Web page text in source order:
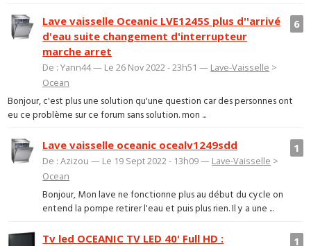
6
Lave vaisselle Oceanic LVE1245S plus d''arrivé
d'eau suite changement d'interrupteur
marche arret
De : Yann44 — Le 26 Nov 2022 - 23h51 — Lave-Vaisselle >
Ocean
Bonjour, c'est plus une solution qu'une question car des personnes ont
eu ce problème sur ce forum sans solution. mon ...
1
Lave vaisselle oceanic ocealv1249sdd
De : Azizou — Le 19 Sept 2022 - 13h09 — Lave-Vaisselle >
Ocean
Bonjour, Mon lave ne fonctionne plus au début du cycle on
entend la pompe retirer l'eau et puis plus rien. Il y a une ...
1
Tv led OCEANIC TV LED 40' Full HD :